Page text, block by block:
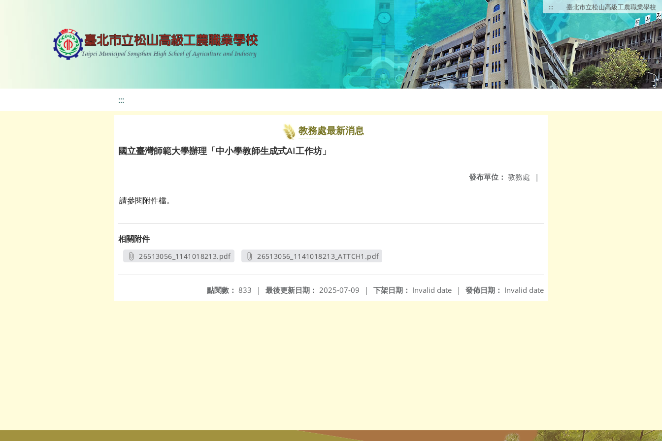
::: 臺北市立松山高級工農職業學校
:::
教務處最新消息
國立臺灣師範大學辦理「中小學教師生成式AI工作坊」
發布單位： 教務處 |
請參閱附件檔。
相關附件
26513056_1141018213.pdf
26513056_1141018213_ATTCH1.pdf
發佈日期： Invalid date
下架日期： Invalid date |
最後更新日期： 2025-07-09 |
點閱數： 833 |